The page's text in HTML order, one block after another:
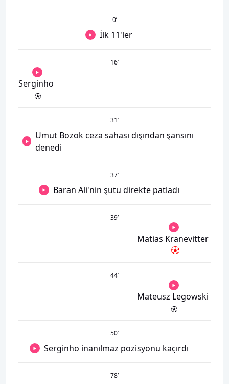
0’
İlk 11'ler
16’
Serginho
31’
Umut Bozok ceza sahası dışından şansını
denedi
37’
Baran Ali'nin şutu direkte patladı
39’
Matias Kranevitter
44’
Mateusz Legowski
50’
Serginho inanılmaz pozisyonu kaçırdı
78’